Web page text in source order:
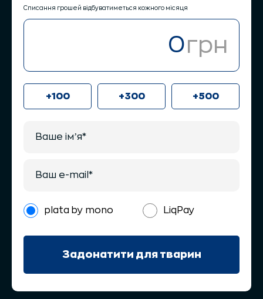
Списання грошей відбуватиметься кожного місяця
грн
+100 +300 +500
plata by mono LiqPay
Задонатити для тварин